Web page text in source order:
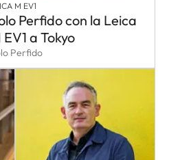
M EV1
Perfido con la Leica
EV1 a Tokyo
Perfido